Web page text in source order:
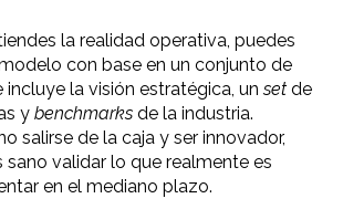
la realidad operativa, puedes
con base en un conjunto de
incluye la visión estratégica, unset de
y benchmarks de la industria.
salirse de la caja y ser innovador,
sano validar lo que realmente es
en el mediano plazo.